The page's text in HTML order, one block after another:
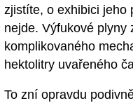
zjistíte, o exhibici jeho
nejde. Výfukové plyny
komplikovaného
hektolitry uvařeného
To zní opravdu